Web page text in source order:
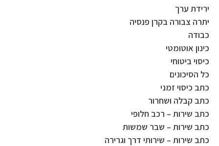
ירידת ערך
יתרה צבורה בקרן פנסיה
כבודה
כינון אוטומטי
כיסוי ביטוחי
כל הסיכונים
כתב כיסוי זמני
כתב קבלה ושחרור
כתב שירות – רכב חלופי
כתב שירות – שבר שמשות
כתב שירות – שירותי דרך וגרירה